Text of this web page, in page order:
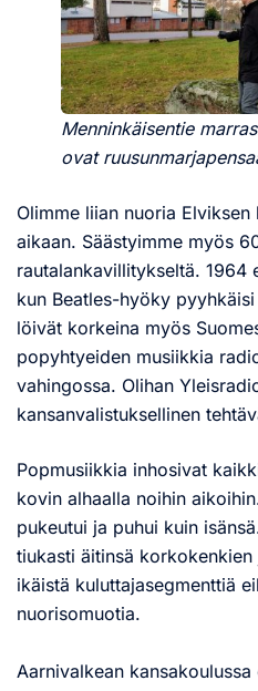
Menninkäisentie
ovat
Olimme liian nuoria
aikaan. Säästyimme myös
rautalankavillitykseltä. 1964
kun Beatles-hyöky
löivät korkeina myös
popyhtyeiden musiikkia
vahingossa. Olihan
kansanvalistuksellinen
Popmusiikkia inhosivat
kovin alhaalla noihin
pukeutui ja puhui kuin
tiukasti äitinsä
ikäistä kuluttajasegmenttiä
nuorisomuotia.
Aarnivalkean